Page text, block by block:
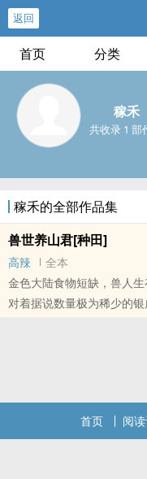
返回
首页 分类
稼禾
共收录 1 部
稼禾的全部作品集
兽世养山君[种田]
高辣
全本
金色大陆食物短缺，兽人
对着据说数量极为稀少的
首页 阅